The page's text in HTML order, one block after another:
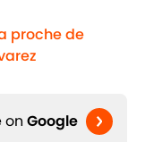
proche de
on Google